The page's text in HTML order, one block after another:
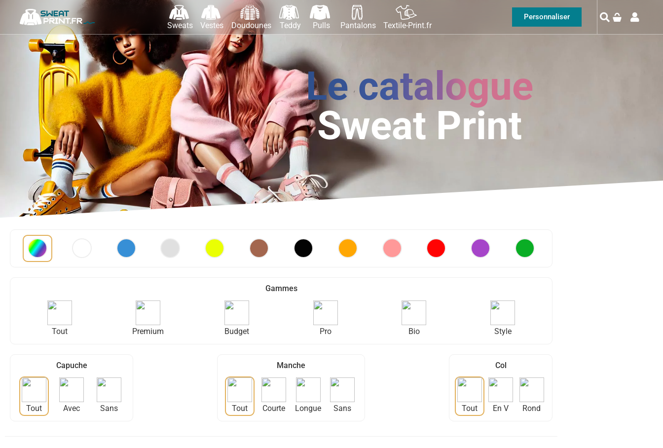
Sweats Vestes Doudounes Teddy Pulls Pantalons Textile-Print.fr
Personnaliser
Le catalogue
Sweat Print
Gammes
Tout Premium Budget Pro Bio Style
Capuche
Tout Avec Sans
Manche
Tout Courte Longue Sans
Col
Tout En V Rond